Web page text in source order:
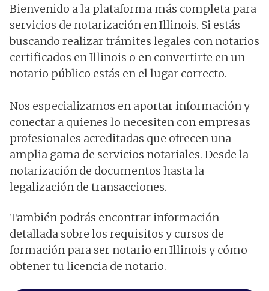
Bienvenido a la plataforma más completa para
servicios de notarización en Illinois. Si estás
buscando realizar trámites legales con notarios
certificados en Illinois o en convertirte en un
notario público estás en el lugar correcto.
Nos especializamos en aportar información y
conectar a quienes lo necesiten con empresas
profesionales acreditadas que ofrecen una
amplia gama de servicios notariales. Desde la
notarización de documentos hasta la
legalización de transacciones.
También podrás encontrar información
detallada sobre los requisitos y cursos de
formación para ser notario en Illinois y cómo
obtener tu licencia de notario.